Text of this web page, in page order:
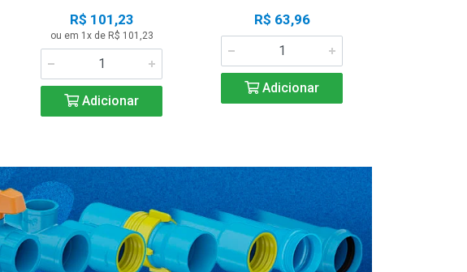
R$ 101,23
ou em 1x de R$ 101,23
Adicionar
R$ 63,96
Adicionar